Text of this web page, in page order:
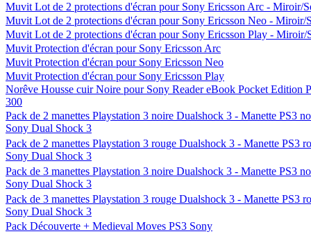
Muvit Lot de 2 protections d'écran pour Sony Ericsson Arc - Miroir/
Muvit Lot de 2 protections d'écran pour Sony Ericsson Neo - Miroir/
Muvit Lot de 2 protections d'écran pour Sony Ericsson Play - Miroir/
Muvit Protection d'écran pour Sony Ericsson Arc
Muvit Protection d'écran pour Sony Ericsson Neo
Muvit Protection d'écran pour Sony Ericsson Play
Norêve Housse cuir Noire pour Sony Reader eBook Pocket Edition
300
Pack de 2 manettes Playstation 3 noire Dualshock 3 - Manette PS3
Sony Dual Shock 3
Pack de 2 manettes Playstation 3 rouge Dualshock 3 - Manette PS3
Sony Dual Shock 3
Pack de 3 manettes Playstation 3 noire Dualshock 3 - Manette PS3
Sony Dual Shock 3
Pack de 3 manettes Playstation 3 rouge Dualshock 3 - Manette PS3
Sony Dual Shock 3
Pack Découverte + Medieval Moves PS3 Sony